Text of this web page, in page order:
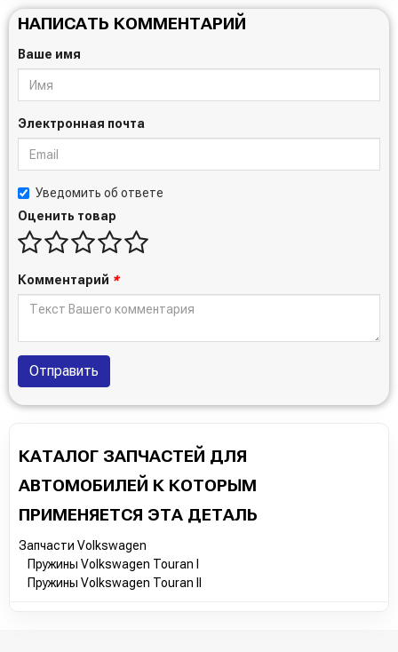
НАПИСАТЬ КОММЕНТАРИЙ
Ваше имя
Электронная почта
Уведомить об ответе
Оценить товар
Комментарий *
Отправить
КАТАЛОГ ЗАПЧАСТЕЙ ДЛЯ
АВТОМОБИЛЕЙ К КОТОРЫМ
ПРИМЕНЯЕТСЯ ЭТА ДЕТАЛЬ
Запчасти Volkswagen
Пружины Volkswagen Touran I
Пружины Volkswagen Touran II